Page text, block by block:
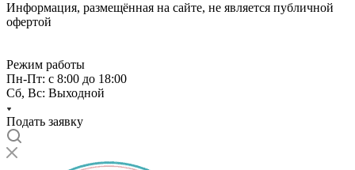
Информация, размещённая на сайте, не является публичной
офертой
Режим работы
Пн-Пт: с 8:00 до 18:00
Сб, Вс: Выходной
Подать заявку